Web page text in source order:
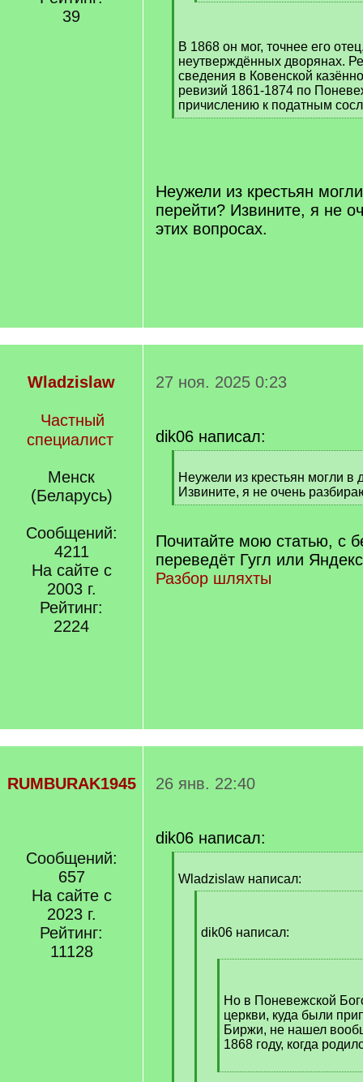
39
[
]
В 1868 он мог, точнее его
неутверждённых дворянах.
сведения в Ковенской
ревизий 1861-1874 по
причислению к податным
[
Неужели из крестьян
перейти? Извините, я не
этих вопросах.
Wladzislaw
Частный
специалист
Менск
(Беларусь)
Сообщений:
4211
На сайте с
2003 г.
Рейтинг:
2224
27 ноя. 2025 0:23
dik06 написал:
q
]
Неужели из крестьян могли в
Извините, я не очень
[
q
Почитайте мою статью, с
переведёт Гугл или
Разбор шляхты
RUMBURAK1945
Сообщений:
657
На сайте с
2023 г.
Рейтинг:
11128
26 янв. 22:40
dik06 написал:
q
Wladzislaw написал:
]dik06 написал:
]Но в Поневежской
церкви, куда были
Биржи, не нашел
1868 году, когда
[